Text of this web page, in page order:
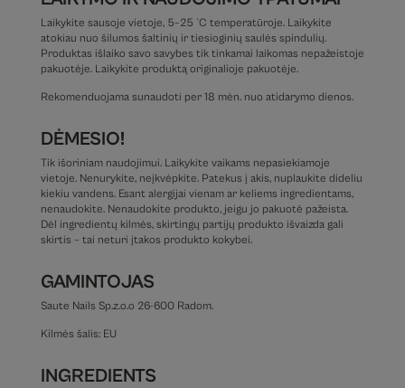
Laikykite sausoje vietoje, 5–25 °C temperatūroje. Laikykite
atokiau nuo šilumos šaltinių ir tiesioginių saulės spindulių.
Produktas išlaiko savo savybes tik tinkamai laikomas nepažeistoje
pakuotėje. Laikykite produktą originalioje pakuotėje.
Rekomenduojama sunaudoti per 18 mėn. nuo atidarymo dienos.
DĖMESIO!
Tik išoriniam naudojimui. Laikykite vaikams nepasiekiamoje
vietoje. Nenurykite, neįkvėpkite. Patekus į akis, nuplaukite dideliu
kiekiu vandens. Esant alergijai vienam ar keliems ingredientams,
nenaudokite. Nenaudokite produkto, jeigu jo pakuotė pažeista.
Dėl ingredientų kilmės, skirtingų partijų produkto išvaizda gali
skirtis – tai neturi įtakos produkto kokybei.
GAMINTOJAS
Saute Nails Sp.z.o.o 26-600 Radom.
Kilmės šalis: EU
INGREDIENTS